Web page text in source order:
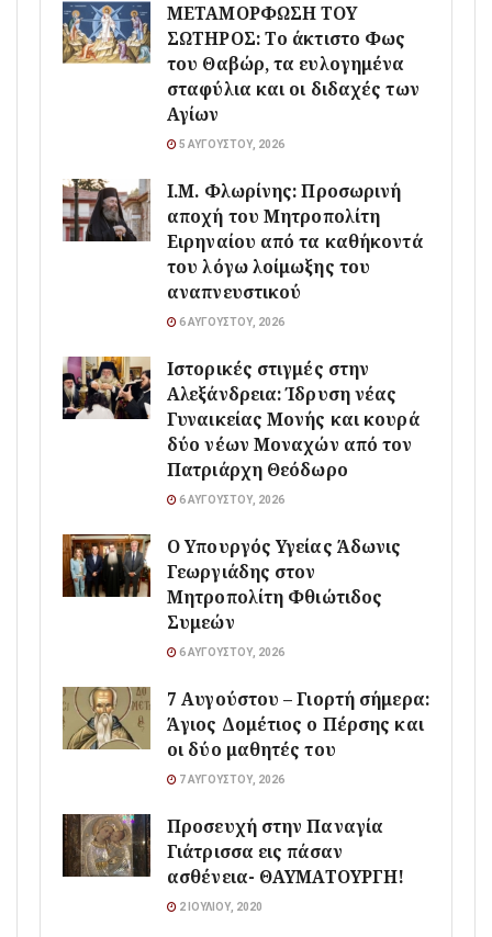
ΜΕΤΑΜΟΡΦΩΣΗ ΤΟΥ
ΣΩΤΗΡΟΣ: Το άκτιστο Φως
του Θαβώρ, τα ευλογημένα
σταφύλια και οι διδαχές των
Αγίων
5 ΑΥΓΟΎΣΤΟΥ, 2026
Ι.Μ. Φλωρίνης: Προσωρινή
αποχή του Μητροπολίτη
Ειρηναίου από τα καθήκοντά
του λόγω λοίμωξης του
αναπνευστικού
6 ΑΥΓΟΎΣΤΟΥ, 2026
Ιστορικές στιγμές στην
Αλεξάνδρεια: Ίδρυση νέας
Γυναικείας Μονής και κουρά
δύο νέων Μοναχών από τον
Πατριάρχη Θεόδωρο
6 ΑΥΓΟΎΣΤΟΥ, 2026
O Υπουργός Υγείας Άδωνις
Γεωργιάδης στον
Μητροπολίτη Φθιώτιδος
Συμεών
6 ΑΥΓΟΎΣΤΟΥ, 2026
7 Αυγούστου – Γιορτή σήμερα:
Άγιος Δομέτιος ο Πέρσης και
οι δύο μαθητές του
7 ΑΥΓΟΎΣΤΟΥ, 2026
Προσευχή στην Παναγία
Γιάτρισσα εις πάσαν
ασθένεια- ΘΑΥΜΑΤΟΥΡΓΗ!
2 ΙΟΥΛΊΟΥ, 2020